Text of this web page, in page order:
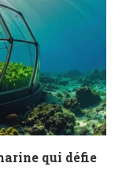
qui défie